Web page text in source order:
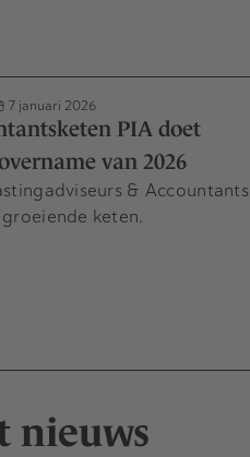
7 januari 2026
PIA doet
van 2026
& Accountants
keten.
nieuws